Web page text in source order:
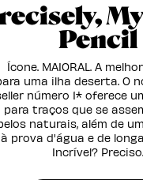
Pencil
Ícone. MAIORAL. A
uma ilha deserta. O
número 1* oferece
para traços que se
naturais, além de
à prova d'água e de
Incrível? Preciso.